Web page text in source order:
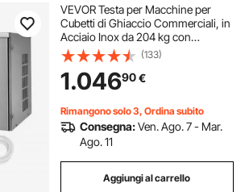
VEVOR Testa per Macchine per
Cubetti di Ghiaccio Commerciali, in
Acciaio Inox da 204 kg con
Pannello di Controllo Intelligente,
Autopulente, Spessore Regolabile,
per Ristoranti, Bar, Solo Testa
(133)
1.04690€
Rimangono solo 3, Ordina subito
Consegna:Ven. Ago. 7 - Mar.
Ago. 11
Aggiungi al carrello